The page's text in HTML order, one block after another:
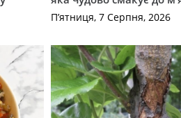
П’ятниця, 7 Серпня, 2026